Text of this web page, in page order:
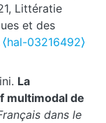
Littératie
et des
⟨hal-03216492⟩
La
multimodal de
dans le